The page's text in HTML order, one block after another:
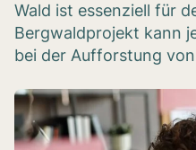
Wald ist essenziell für
Bergwaldprojekt kann
bei der Aufforstung